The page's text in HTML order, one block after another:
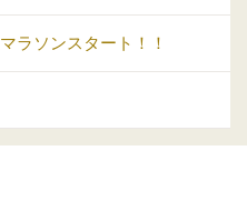
ラソンスタート！！